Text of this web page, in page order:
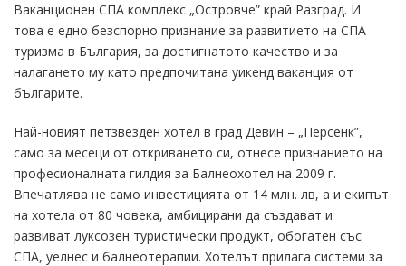
Ваканционен СПА комплекс „Островче” край Разград. И
това е едно безспорно признание за развитието на СПА
туризма в България, за достигнатото качество и за
налагането му като предпочитана уикенд ваканция от
българите.
Най-новият петзвезден хотел в град Девин – „Персенк”,
само за месеци от откриването си, отнесе признанието на
професионалната гилдия за Балнеохотел на 2009 г.
Впечатлява не само инвестицията от 14 млн. лв, а и екипът
на хотела от 80 човека, амбицирани да създават и
развиват луксозен туристически продукт, обогатен със
СПА, уелнес и балнеотерапии. Хотелът прилага системи за